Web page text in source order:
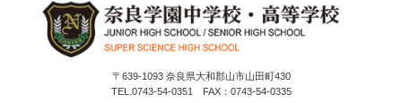
〒639-1093 奈良県大和郡山市山田町430
TEL.0743-54-0351 FAX：0743-54-0335